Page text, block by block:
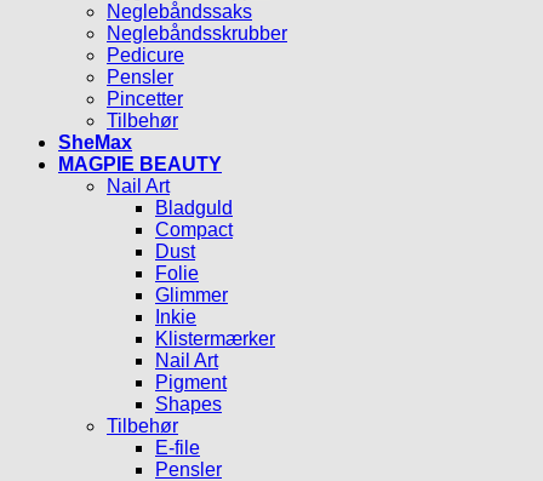
Neglebåndssaks
Neglebåndsskrubber
Pedicure
Pensler
Pincetter
Tilbehør
SheMax
MAGPIE BEAUTY
Nail Art
Bladguld
Compact
Dust
Folie
Glimmer
Inkie
Klistermærker
Nail Art
Pigment
Shapes
Tilbehør
E-file
Pensler